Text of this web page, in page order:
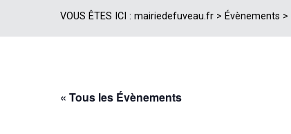
VOUS ÊTES ICI : mairiedefuveau.fr > Évènements >
« Tous les Évènements